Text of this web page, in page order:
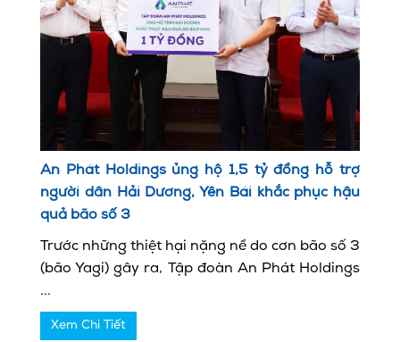
An Phát Holdings ủng hộ 1,5 tỷ đồng hỗ trợ
người dân Hải Dương, Yên Bái khắc phục hậu
quả bão số 3
Trước những thiệt hại nặng nề do cơn bão số 3
(bão Yagi) gây ra, Tập đoàn An Phát Holdings
...
Xem Chi Tiết